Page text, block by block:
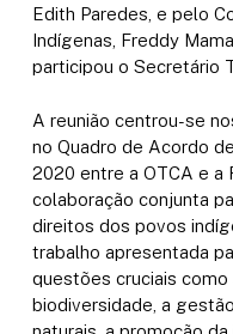
Edith Paredes, e pelo
Indígenas, Freddy
participou o Secretário
A reunião centrou-se
no Quadro de Acordo
2020 entre a OTCA e a
colaboração conjunta
direitos dos povos
trabalho apresentada
questões cruciais como
biodiversidade, a